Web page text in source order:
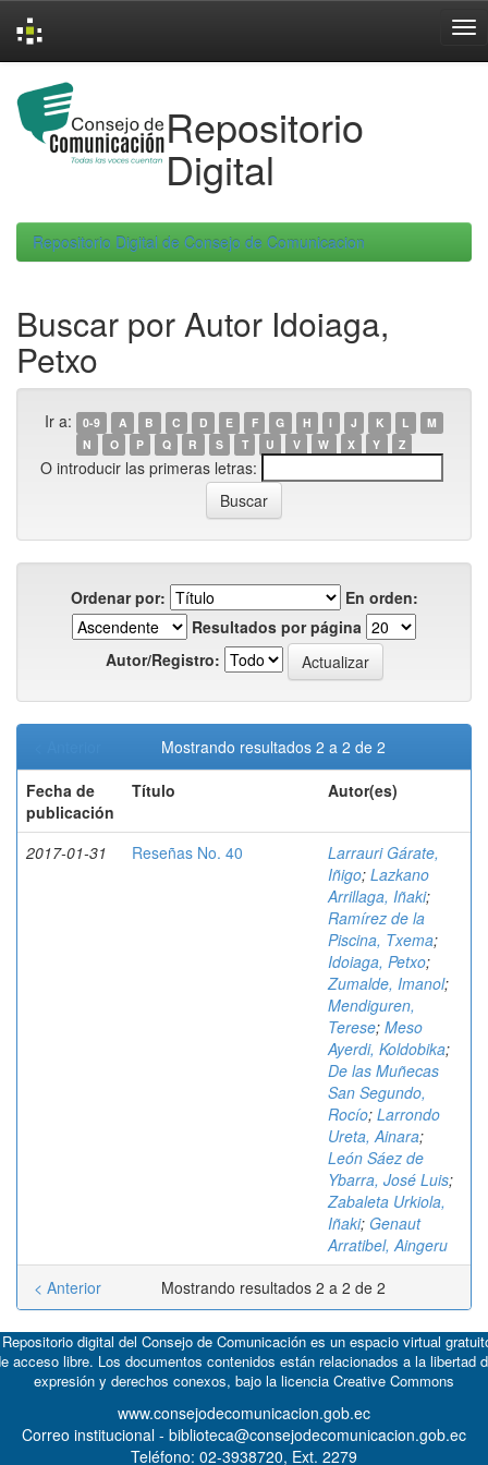
navigation
Repositorio
Digital
Repositorio Digital de Consejo de Comunicacion
Buscar por Autor Idoiaga,
Petxo
Ir a: 0-9 A B C D E F G H I J K L
M
N
O P Q R S T U V W X Y Z
O introducir las primeras letras:
Ordenar por:
En orden:
Resultados por página
Autor/Registro:
Mostrando resultados 2 a 2 de 2
Fecha de
publicación
Título Autor(es)
2017-01-31 Reseñas No. 40
Larrauri Gárate,
Iñigo; Lazkano
Arrillaga, Iñaki;
Ramírez de la
Piscina, Txema;
Idoiaga, Petxo;
Zumalde, Imanol;
Mendiguren,
Terese; Meso
Ayerdi, Koldobika;
De las Muñecas
San Segundo,
Rocío; Larrondo
Ureta, Ainara;
León Sáez de
Ybarra, José Luis;
Zabaleta Urkiola,
Iñaki; Genaut
Arratibel, Aingeru
Mostrando resultados 2 a 2 de 2
< Anterior
digital del Consejo de Comunicación es un espacio virtual
acceso libre. Los documentos contenidos están relacionados a la libertad
expresión y derechos conexos, bajo la licencia Creative Commons
www.consejodecomunicacion.gob.ec
Correo institucional - biblioteca@consejodecomunicacion.gob.ec
Teléfono: 02-3938720, Ext. 2279